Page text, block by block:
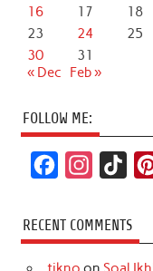
16
17 18
23
24 25
30
31
« Dec
Feb »
FOLLOW ME:
c
e
s
t
k
T
RECENT COMMENTS